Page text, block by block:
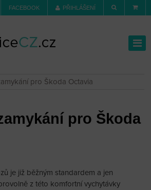
FACEBOOK PŘIHLÁŠENÍ
pro Škoda Octavia
pro Škoda
je již běžným standardem a jen
z této komfortní vychytávky